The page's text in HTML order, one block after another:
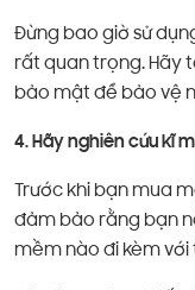
Đừng bao giờ sử
rất quan trọng. Hãy
bảo mật để bảo vệ
4. Hãy nghiên cứu kĩ
Trước khi bạn mua
đảm bảo rằng bạn
mềm nào đi kèm với